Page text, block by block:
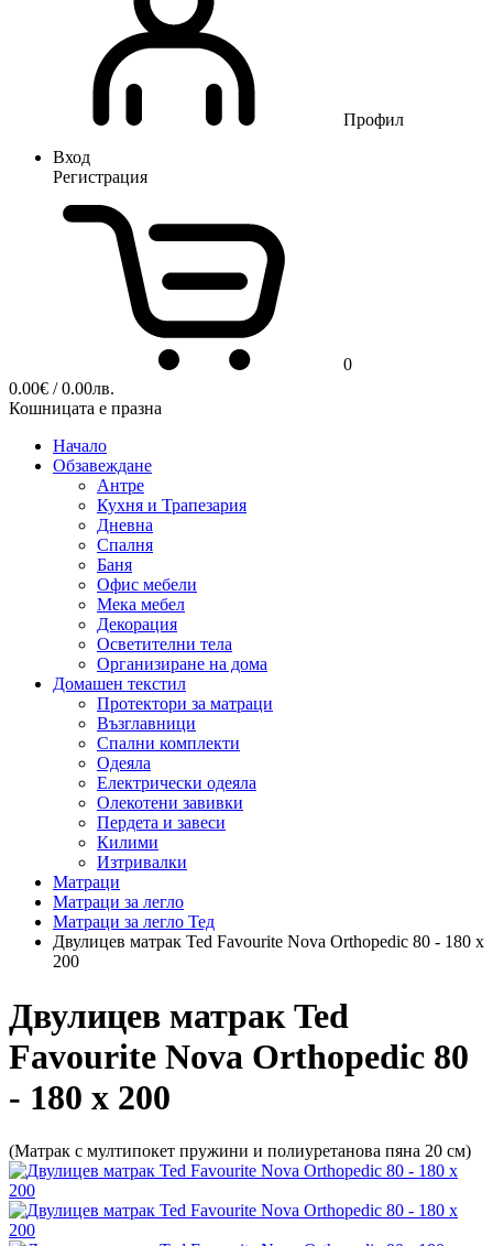
Профил
Вход
Регистрация
0
0.00€ / 0.00лв.
Кошницата е празна
Начало
Обзавеждане
Антре
Кухня и Трапезария
Дневна
Спалня
Баня
Офис мебели
Мека мебел
Декорация
Осветителни тела
Организиране на дома
Домашен текстил
Протектори за матраци
Възглавници
Спални комплекти
Одеяла
Електрически одеяла
Олекотени завивки
Пердета и завеси
Килими
Изтривалки
Матраци
Матраци за легло
Матраци за легло Тед
Двулицев матрак Ted Favourite Nova Orthopedic 80 - 180 х
200
Двулицев матрак Ted
Favourite Nova Orthopedic 80
- 180 х 200
(Матрак с мултипокет пружини и полиуретанова пяна 20 см)